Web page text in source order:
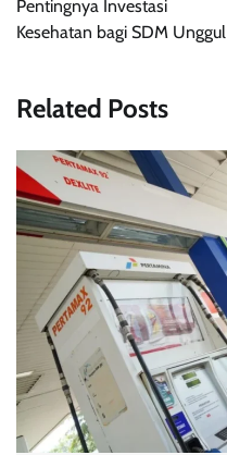
Pentingnya Investasi
Kesehatan bagi SDM Unggul
Related Posts